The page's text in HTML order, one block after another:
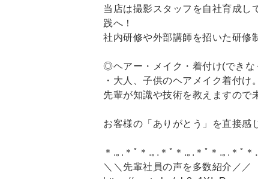
当店は撮影スタッフを自社育成し
践へ！
社内研修や外部講師を招いた研修
◎ヘアー・メイク・着付け(できな
・大人、子供のヘアメイク着付け。
先輩が知識や技術を教えますので
お客様の「ありがとう」を直接感
＊.｡.＊ﾟ＊.｡.＊ﾟ＊.｡.＊ﾟ＊.｡.＊ﾟ＊.
＼＼先輩社員の声を多数紹介／／